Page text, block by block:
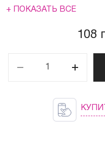
+ ПОКАЗАТЬ ВСЕ
108